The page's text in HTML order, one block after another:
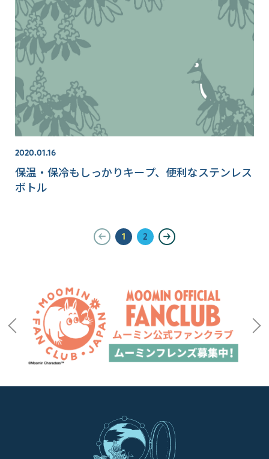
2020.01.16
保温・保冷もしっかりキープ、便利なステンレス
ボトル
1 2